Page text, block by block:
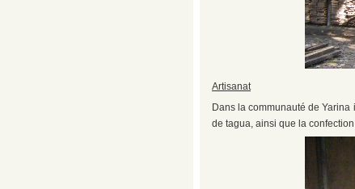
Artisanat
Dans la communauté de
de tagua, ainsi que la